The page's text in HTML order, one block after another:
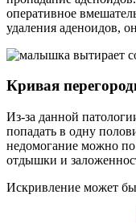
оперативное
удаления аденоидов,
Кривая
Из-за данной
попадать в одну
недомогание можно
отдышки и
Искривление может